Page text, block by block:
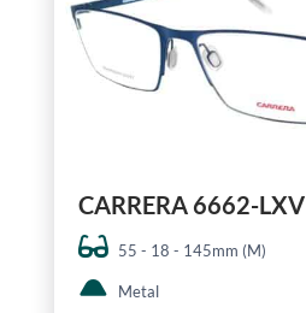
CARRERA 6662-LXV
55 - 18 - 145mm (M)
Metal